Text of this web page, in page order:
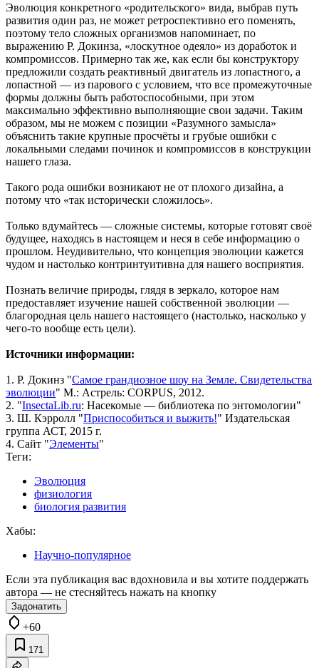
Эволюция конкретного «родительского» вида, выбрав путь
развития один раз, не может ретроспективно его поменять,
поэтому тело сложных организмов напоминает, по
выражению Р. Докинза, «лоскутное одеяло» из доработок и
компромиссов. Примерно так же, как если бы конструктору
предложили создать реактивный двигатель из лопастного, а
лопастной — из парового с условием, что все промежуточные
формы должны быть работоспособными, при этом
максимально эффективно выполняющие свои задачи. Таким
образом, мы не можем с позиции «Разумного замысла»
объяснить такие крупные просчёты и грубые ошибки с
локальными следами починок и компромиссов в конструкции
нашего глаза.
Такого рода ошибки возникают не от плохого дизайна, а
потому что «так исторически сложилось».
Только вдумайтесь — сложные системы, которые готовят своё
будущее, находясь в настоящем и неся в себе информацию о
прошлом. Неудивительно, что концепция эволюции кажется
чудом и настолько контринтуитивна для нашего восприятия.
Познать величие природы, глядя в зеркало, которое нам
предоставляет изучение нашей собственной эволюции —
благородная цель нашего настоящего (настолько, насколько у
чего-то вообще есть цели).
Источники информации:
1. Р. Докинз "Самое грандиозное шоу на Земле. Свидетельства
эволюции" М.: Астрель: CORPUS, 2012.
2. "InsectaLib.ru: Насекомые — библиотека по энтомологии"
3. Ш. Кэрролл "Приспособиться и выжить!" Издательская
группа АСТ, 2015 г.
4. Сайт "Элементы"
Теги:
Эволюция
физиология
биология развития
Хабы:
Научно-популярное
Если эта публикация вас вдохновила и вы хотите поддержать
автора — не стесняйтесь нажать на кнопку
Задонатить
+60
171